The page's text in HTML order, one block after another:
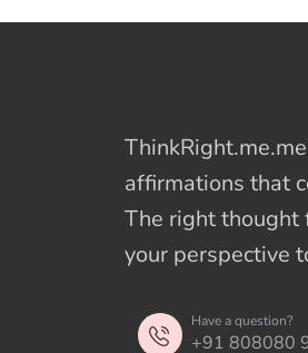
ThinkRight.me.me
affirmations that
The right thought
your perspective
Have a question?
+91 808080